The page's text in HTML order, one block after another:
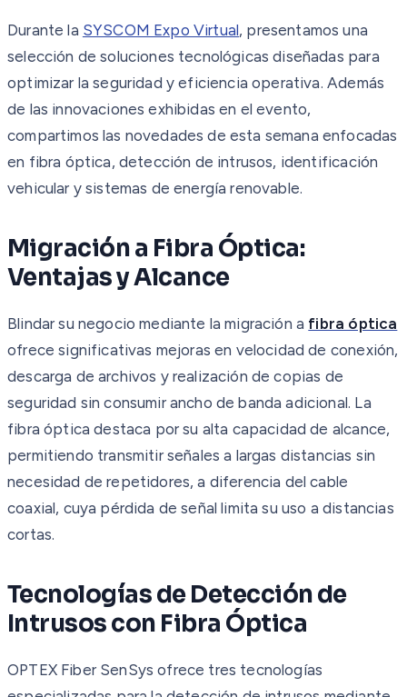
Durante la SYSCOM Expo Virtual, presentamos una
selección de soluciones tecnológicas diseñadas para
optimizar la seguridad y eficiencia operativa. Además
de las innovaciones exhibidas en el evento,
compartimos las novedades de esta semana enfocadas
en fibra óptica, detección de intrusos, identificación
vehicular y sistemas de energía renovable.
Migración a Fibra Óptica:
Ventajas y Alcance
Blindar su negocio mediante la migración a fibra óptica
ofrece significativas mejoras en velocidad de conexión,
descarga de archivos y realización de copias de
seguridad sin consumir ancho de banda adicional. La
fibra óptica destaca por su alta capacidad de alcance,
permitiendo transmitir señales a largas distancias sin
necesidad de repetidores, a diferencia del cable
coaxial, cuya pérdida de señal limita su uso a distancias
cortas.
Tecnologías de Detección de
Intrusos con Fibra Óptica
OPTEX Fiber SenSys ofrece tres tecnologías